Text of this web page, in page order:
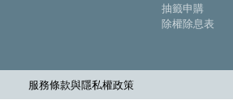
抽籤申購
除權除息表
服務條款與隱私權政策